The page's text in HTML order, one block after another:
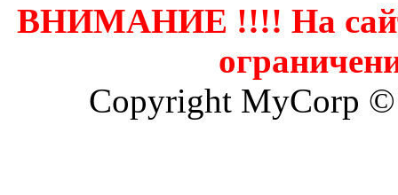
ВНИМАНИЕ !!!! На
Copyright MyCorp